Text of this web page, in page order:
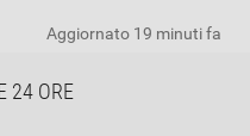
24 ORE
Aggiornato 19 minuti fa